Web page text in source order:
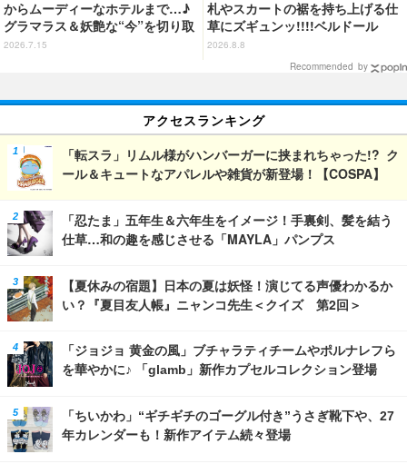
からムーディーなホテルまで…♪
グラマラス＆妖艶な“今”を切り取
り！3冊目写真集が発売中
2026.7.15
札やスカートの裾を持ち上げる仕
草にズギュンッ!!!!ベルドール
「ロゼ」がフィギュアで新登場
2026.8.8
Recommended by
アクセスランキング
「転スラ」リムル様がハンバーガーに挟まれちゃった!? ク
ール＆キュートなアパレルや雑貨が新登場！【COSPA】
「忍たま」五年生＆六年生をイメージ！手裏剣、髪を結う
仕草…和の趣を感じさせる「MAYLA」パンプス
【夏休みの宿題】日本の夏は妖怪！演じてる声優わかるか
い？『夏目友人帳』ニャンコ先生＜クイズ 第2回＞
「ジョジョ 黄金の風」ブチャラティチームやポルナレフら
を華やかに♪ 「glamb」新作カプセルコレクション登場
「ちいかわ」“ギチギチのゴーグル付き”うさぎ靴下や、27
年カレンダーも！新作アイテム続々登場